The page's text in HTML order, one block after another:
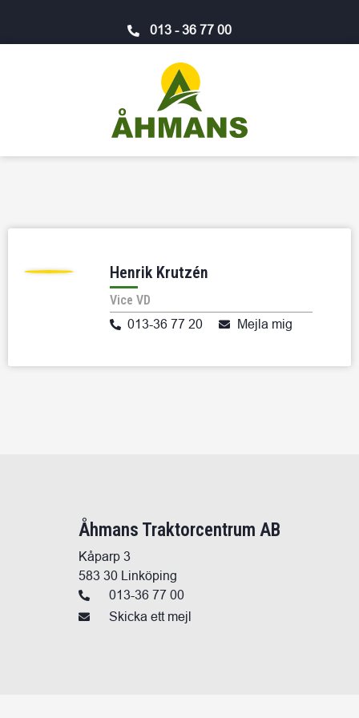
013 - 36 77 00
Henrik Krutzén
Vice VD
013-36 77 20 Mejla mig
Åhmans Traktorcentrum AB
Kåparp 3
583 30 Linköping
013-36 77 00
Skicka ett mejl